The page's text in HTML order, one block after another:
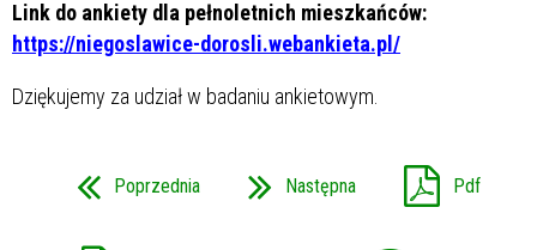
Link do ankiety dla pełnoletnich mieszkańców:
https://niegoslawice-dorosli.webankieta.pl/
Dziękujemy za udział w badaniu ankietowym.
Poprzednia Następna Pdf